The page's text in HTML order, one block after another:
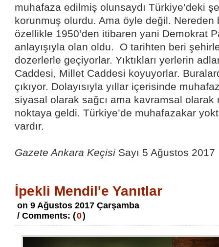
muhafaza edilmiş olunsaydı Türkiye’deki
korunmuş olurdu. Ama öyle değil. Nereden
özellikle 1950’den itibaren yani Demokrat
anlayışıyla olan oldu.
O tarihten beri
dozerlerle geçiyorlar. Yıktıkları yerlerin
Caddesi, Millet Caddesi koyuyorlar.
çıkıyor. Dolayısıyla yıllar içerisinde
siyasal olarak sağcı ama kavramsal olarak
noktaya geldi. Türkiye’de muhafazakar
vardır.
Gazete Ankara Keçisi Sayı 5 Ağustos 2017
İpekli Mendil'e Yanıtlar
on 9 Ağustos 2017 Çarşamba
/ Comments: (0)